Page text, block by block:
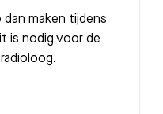
maken tijdens
is nodig voor de